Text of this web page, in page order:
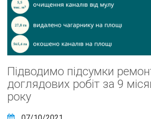
Підводимо підсумки
доглядових робіт за 9
року